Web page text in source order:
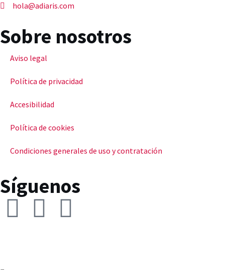
hola@adiaris.com
Sobre nosotros
Aviso legal
Política de privacidad
Accesibilidad
Política de cookies
Condiciones generales de uso y contratación
Síguenos